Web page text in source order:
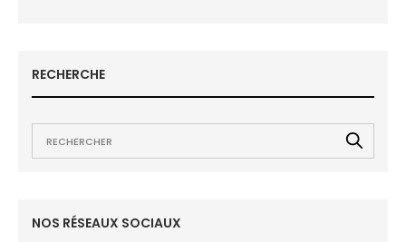
RECHERCHE
NOS RÉSEAUX SOCIAUX